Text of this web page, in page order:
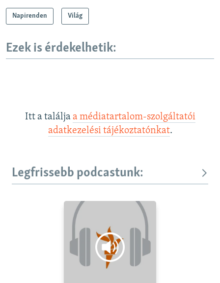
Napirenden Világ
Ezek is érdekelhetik:
Itt a találja a médiatartalom-szolgáltatói
adatkezelési tájékoztatónkat.
Legfrissebb podcastunk: